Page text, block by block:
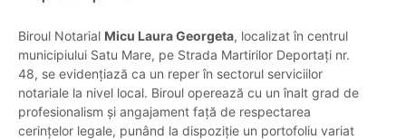
Biroul Notarial Micu Laura Georgeta, localizat în centrul
municipiului Satu Mare, pe Strada Martirilor Deportați nr.
48, se evidențiază ca un reper în sectorul serviciilor
notariale la nivel local. Biroul operează cu un înalt grad de
profesionalism și angajament față de respectarea
cerințelor legale, punând la dispoziție un portofoliu variat